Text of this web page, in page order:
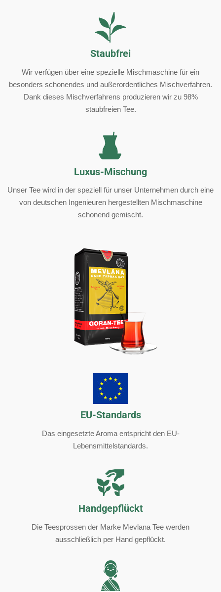
Staubfrei
Wir verfügen über eine spezielle Mischmaschine für ein
besonders schonendes und außerordentliches Mischverfahren.
Dank dieses Mischverfahrens produzieren wir zu 98%
staubfreien Tee.
Luxus-Mischung
Unser Tee wird in der speziell für unser Unternehmen durch eine
von deutschen Ingenieuren hergestellten Mischmaschine
schonend gemischt.
EU-Standards
Das eingesetzte Aroma entspricht den EU-
Lebensmittelstandards.
Handgepflückt
Die Teesprossen der Marke Mevlana Tee werden
ausschließlich per Hand gepflückt.